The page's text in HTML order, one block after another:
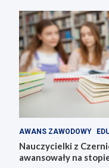
AWANS ZAWODOWY
Nauczycielki z
awansowały na